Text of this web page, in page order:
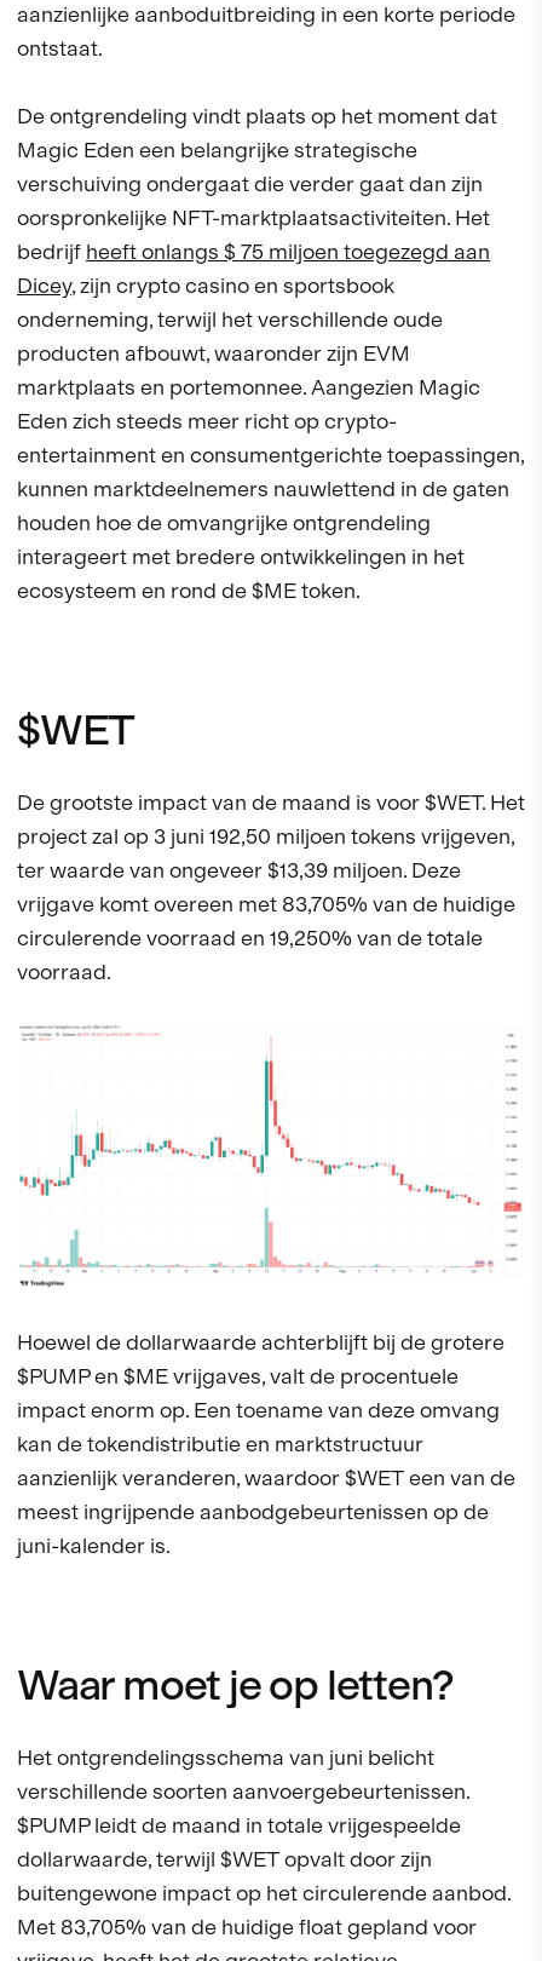
aanzienlijke aanboduitbreiding in een korte periode
ontstaat.
De ontgrendeling vindt plaats op het moment dat
Magic Eden een belangrijke strategische
verschuiving ondergaat die verder gaat dan zijn
oorspronkelijke NFT-marktplaatsactiviteiten. Het
bedrijf heeft onlangs $ 75 miljoen toegezegd aan
Dicey, zijn crypto casino en sportsbook
onderneming, terwijl het verschillende oude
producten afbouwt, waaronder zijn EVM
marktplaats en portemonnee. Aangezien Magic
Eden zich steeds meer richt op crypto-
entertainment en consumentgerichte toepassingen,
kunnen marktdeelnemers nauwlettend in de gaten
houden hoe de omvangrijke ontgrendeling
interageert met bredere ontwikkelingen in het
ecosysteem en rond de $ME token.
$WET
De grootste impact van de maand is voor $WET. Het
project zal op 3 juni 192,50 miljoen tokens vrijgeven,
ter waarde van ongeveer $13,39 miljoen. Deze
vrijgave komt overeen met 83,705% van de huidige
circulerende voorraad en 19,250% van de totale
voorraad.
Hoewel de dollarwaarde achterblijft bij de grotere
$PUMP en $ME vrijgaves, valt de procentuele
impact enorm op. Een toename van deze omvang
kan de tokendistributie en marktstructuur
aanzienlijk veranderen, waardoor $WET een van de
meest ingrijpende aanbodgebeurtenissen op de
juni-kalender is.
Waar moet je op letten?
Het ontgrendelingsschema van juni belicht
verschillende soorten aanvoergebeurtenissen.
$PUMP leidt de maand in totale vrijgespeelde
dollarwaarde, terwijl $WET opvalt door zijn
buitengewone impact op het circulerende aanbod.
Met 83,705% van de huidige float gepland voor